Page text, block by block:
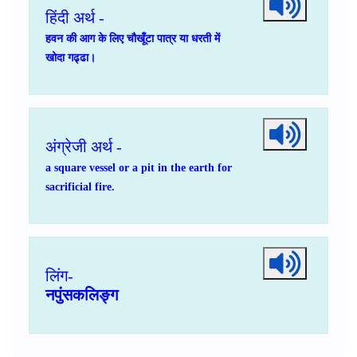
हिंदी अर्थ -
हवन की आग के लिए चौखूँटा पात्र या धरती में
खोदा गढ्ढा।
अंग्रेजी अर्थ -
a square vessel or a pit in the earth for
sacrificial fire.
लिंग-
नपुंसकलिङ्ग